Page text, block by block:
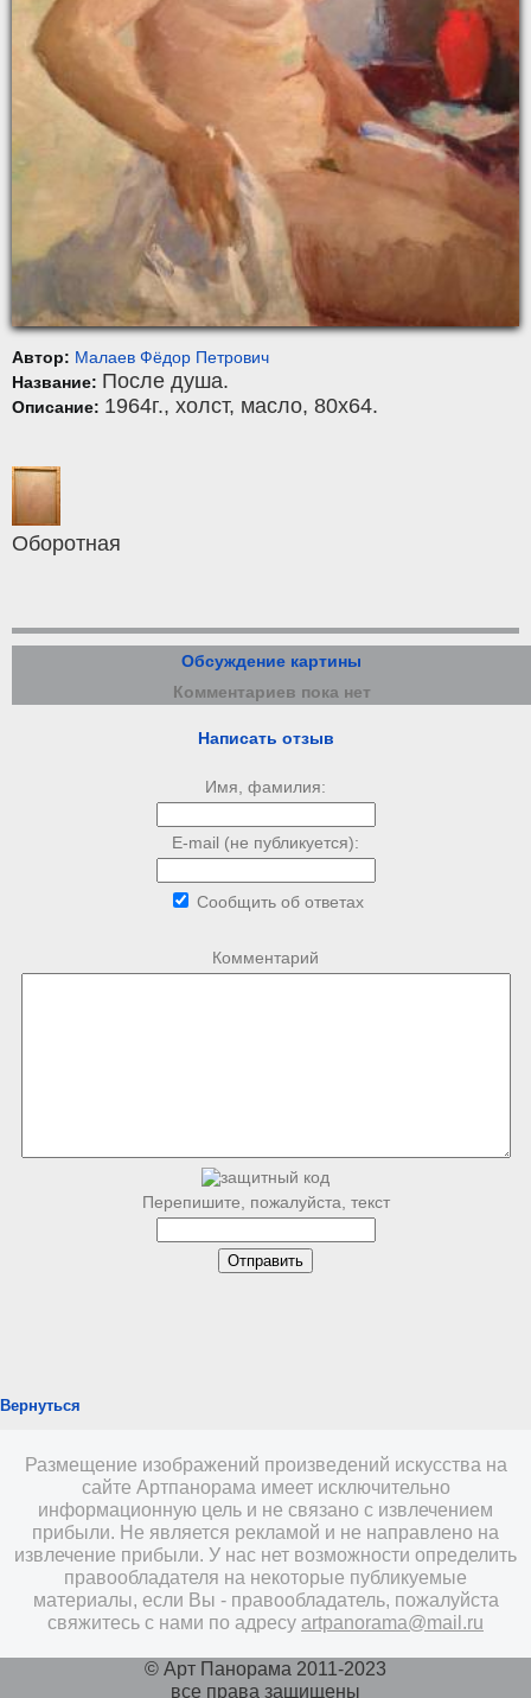
Автор: Малаев Фёдор Петрович
Название: После душа.
Описание: 1964г., холст, масло, 80x64.
Оборотная
Обсуждение картины
Комментариев пока нет
Написать отзыв
Имя, фамилия:
E-mail (не публикуется):
Сообщить об ответах
Комментарий
Перепишите, пожалуйста, текст
Вернуться
Размещение изображений произведений искусства на
сайте Артпанорама имеет исключительно
информационную цель и не связано с извлечением
прибыли. Не является рекламой и не направлено на
извлечение прибыли. У нас нет возможности определить
правообладателя на некоторые публикуемые
материалы, если Вы - правообладатель, пожалуйста
свяжитесь с нами по адресу artpanorama@mail.ru
© Арт Панорама 2011-2023
все права защищены